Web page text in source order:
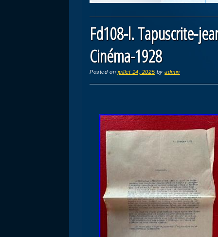
Fd108-l. Tapuscrite-
Cinéma-1928
Posted on juillet 14, 2025 byadmin